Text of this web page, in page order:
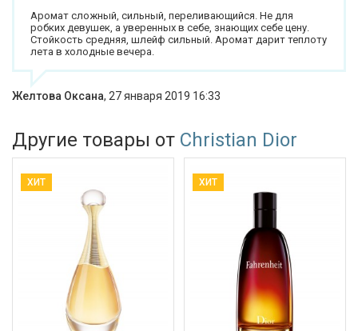
Аромат сложный, сильный, переливающийся. Не для
робких девушек, а уверенных в себе, знающих себе цену.
Стойкость средняя, шлейф сильный. Аромат дарит теплоту
лета в холодные вечера.
Желтова Оксана, 27 января 2019 16:33
Другие товары от Christian Dior
ХИТ ХИТ